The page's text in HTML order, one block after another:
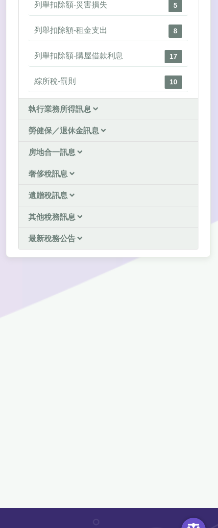
列舉扣除額-災害損失 5
列舉扣除額-租金支出 8
列舉扣除額-購屋借款利息 17
綜所稅-罰則 10
執行業務所得訊息
勞健保／退休金訊息
房地合一訊息
奢侈稅訊息
遺贈稅訊息
其他稅務訊息
最新稅務公告